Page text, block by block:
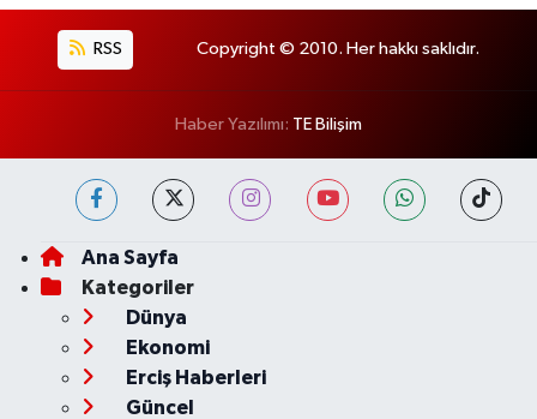
RSS Copyright © 2010. Her hakkı saklıdır.
Haber Yazılımı: TE Bilişim
Ana Sayfa
Kategoriler
Dünya
Ekonomi
Erciş Haberleri
Güncel